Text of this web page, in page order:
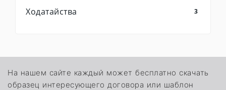
Ходатайства 3
На нашем сайте каждый может бесплатно скачать
образец интересующего договора или шаблон